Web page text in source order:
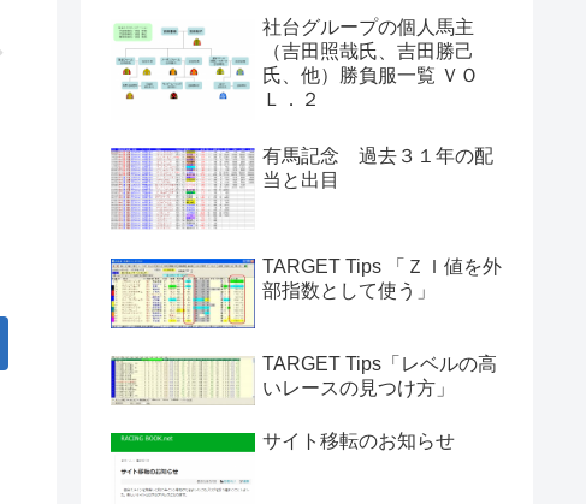
社台グループの個人馬主
（吉田照哉氏、吉田勝己
氏、他）勝負服一覧 ＶＯ
Ｌ．２
有馬記念 過去３１年の配
当と出目
TARGET Tips 「ＺＩ値を外
部指数として使う」
TARGET Tips「レベルの高
いレースの見つけ方」
サイト移転のお知らせ